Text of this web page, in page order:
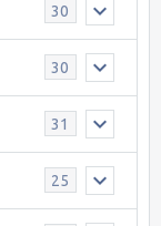
30
30
31
25